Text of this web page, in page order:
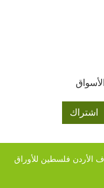
اشتراك
الأردن فلسطين للأوراق